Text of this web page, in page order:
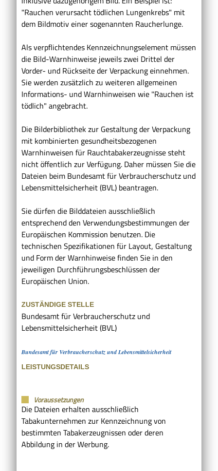
"Rauchen verursacht tödlichen Lungenkrebs" mit
dem Bildmotiv einer sogenannten Raucherlunge.
Als verpflichtendes Kennzeichnungselement müssen
die Bild-Warnhinweise jeweils zwei Drittel der
Vorder- und Rückseite der Verpackung einnehmen.
Sie werden zusätzlich zu weiteren allgemeinen
Informations- und Warnhinweisen wie "Rauchen ist
tödlich" angebracht.
Die Bilderbibliothek zur Gestaltung der Verpackung
mit kombinierten gesundheitsbezogenen
Warnhinweisen für Rauchtabakerzeugnisse steht
nicht öffentlich zur Verfügung. Daher müssen Sie die
Dateien beim Bundesamt für Verbraucherschutz und
Lebensmittelsicherheit (BVL) beantragen.
Sie dürfen die Bilddateien ausschließlich
entsprechend den Verwendungsbestimmungen der
Europäischen Kommission benutzen. Die
technischen Spezifikationen für Layout, Gestaltung
und Form der Warnhinweise finden Sie in den
jeweiligen Durchführungsbeschlüssen der
Europäischen Union.
ZUSTÄNDIGE STELLE
Bundesamt für Verbraucherschutz und
Lebensmittelsicherheit (BVL)
Bundesamt für Verbraucherschutz und Lebensmittelsicherheit
LEISTUNGSDETAILS
Voraussetzungen
Die Dateien erhalten ausschließlich
Tabakunternehmen zur Kennzeichnung von
bestimmten Tabakerzeugnissen oder deren
Abbildung in der Werbung.